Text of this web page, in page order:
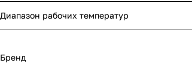
Диапазон рабочих температур
Бренд